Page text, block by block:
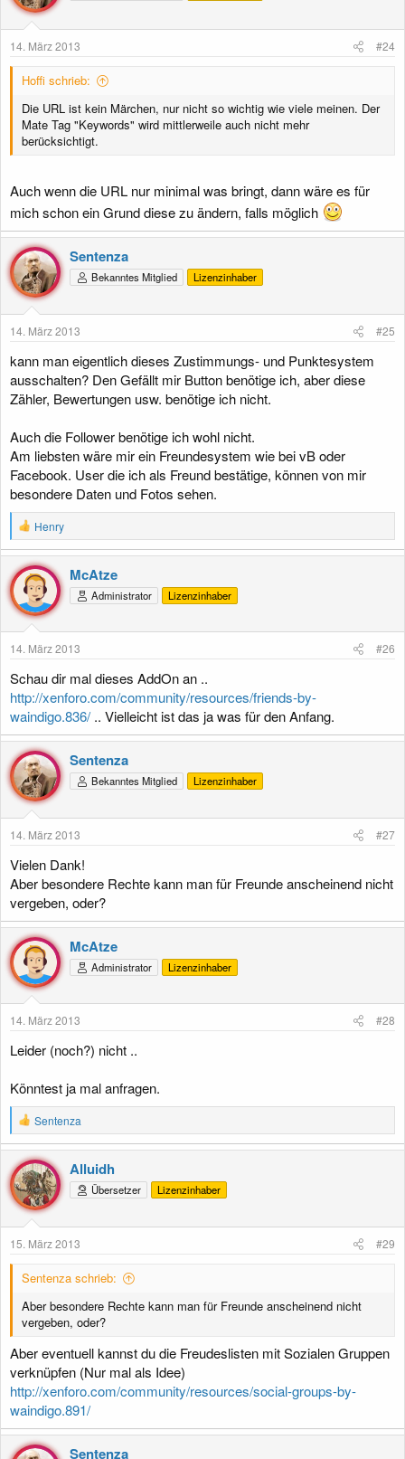
14. März 2013 #24
Hoffi schrieb:
Die URL ist kein Märchen, nur nicht so wichtig wie viele meinen. Der
Mate Tag "Keywords" wird mittlerweile auch nicht mehr
berücksichtigt.
Auch wenn die URL nur minimal was bringt, dann wäre es für
mich schon ein Grund diese zu ändern, falls möglich
Sentenza
Bekanntes Mitglied Lizenzinhaber
14. März 2013 #25
kann man eigentlich dieses Zustimmungs- und Punktesystem
ausschalten? Den Gefällt mir Button benötige ich, aber diese
Zähler, Bewertungen usw. benötige ich nicht.
Auch die Follower benötige ich wohl nicht.
Am liebsten wäre mir ein Freundesystem wie bei vB oder
Facebook. User die ich als Freund bestätige, können von mir
besondere Daten und Fotos sehen.
R
e
a
k
t
i
o
n
n
Henry
McAtze
Administrator Lizenzinhaber
14. März 2013 #26
Schau dir mal dieses AddOn an ..
http://xenforo.com/community/resources/friends-by-
waindigo.836/ .. Vielleicht ist das ja was für den Anfang.
Sentenza
Bekanntes Mitglied Lizenzinhaber
14. März 2013 #27
Vielen Dank!
Aber besondere Rechte kann man für Freunde anscheinend nicht
vergeben, oder?
McAtze
Administrator Lizenzinhaber
14. März 2013 #28
Leider (noch?) nicht ..
Könntest ja mal anfragen.
R
e
a
k
t
i
o
n
n
Sentenza
Alluidh
Übersetzer Lizenzinhaber
15. März 2013 #29
Sentenza schrieb:
Aber besondere Rechte kann man für Freunde anscheinend nicht
vergeben, oder?
Aber eventuell kannst du die Freudeslisten mit Sozialen Gruppen
verknüpfen (Nur mal als Idee)
http://xenforo.com/community/resources/social-groups-by-
waindigo.891/
Sentenza